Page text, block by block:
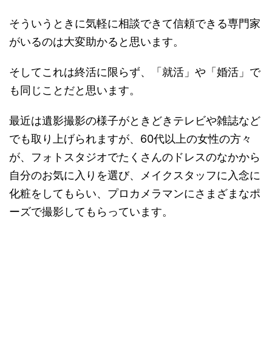
そういうときに気軽に相談できて信頼できる専門家
がいるのは大変助かると思います。
そしてこれは終活に限らず、「就活」や「婚活」で
も同じことだと思います。
最近は遺影撮影の様子がときどきテレビや雑誌など
でも取り上げられますが、60代以上の女性の方々
が、フォトスタジオでたくさんのドレスのなかから
自分のお気に入りを選び、メイクスタッフに入念に
化粧をしてもらい、プロカメラマンにさまざまなポ
ーズで撮影してもらっています。